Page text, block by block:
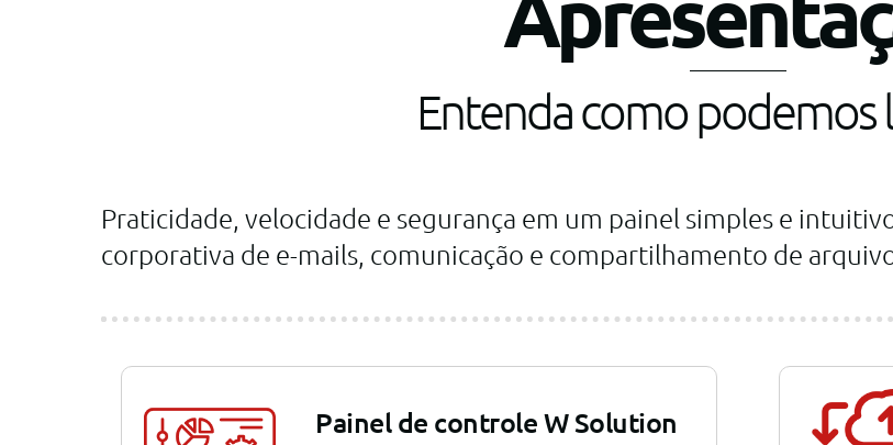
Entenda como podemos
Praticidade, velocidade e segurança em um painel simples e
corporativa de e-mails, comunicação e compartilhamento de
Painel de controle W Solution